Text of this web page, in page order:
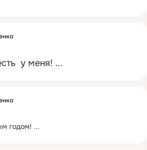
у меня! ...
годом! ...